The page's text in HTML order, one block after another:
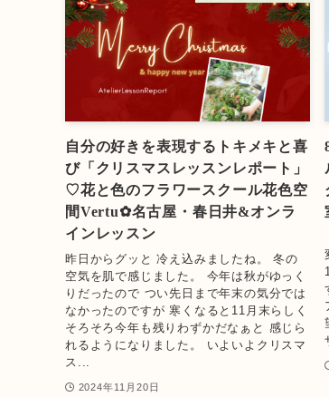
自分の好きを表現するトキメキと喜
び「クリスマスレッスンレポート」
♡花と色のフラワースクール花色空
間Vertu✿名古屋・春日井&オンラ
インレッスン
昨日からグッと 冷え込みましたね。 冬の
空気を肌で感じました。 今年は秋がゆっく
りだったので つい先日まで年末の気分では
なかったのですが 寒くなると11月末らしく
そろそろ今年も残りわずかだなぁと 感じら
れるようになりました。 いよいよクリスマ
ス...
2024年11月20日